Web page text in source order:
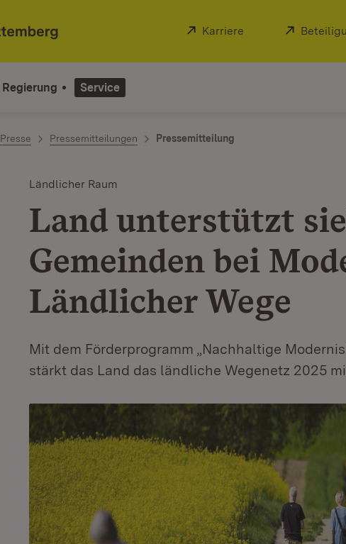
Extern:
Karriere (Öffnet in neuem
Extern:
Regierung Service
Presse Pressemitteilungen Pressemitteilung
Ländlicher Raum
Land unterstützt
Gemeinden bei
Ländlicher Wege
Mit dem Förderprogramm „Nachhaltige
stärkt das Land das ländliche Wegenetz 2025